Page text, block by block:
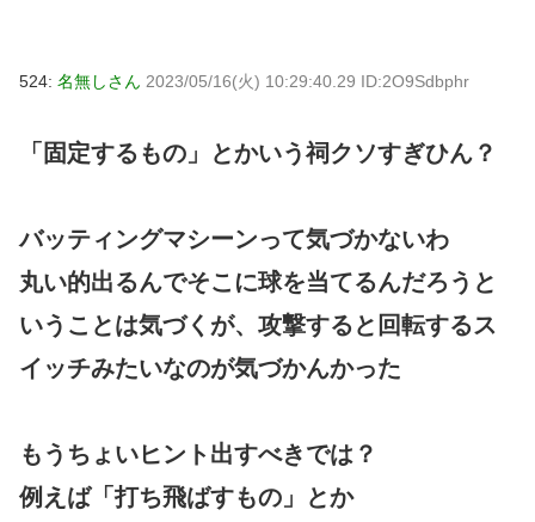
524: 名無しさん 2023/05/16(火) 10:29:40.29 ID:2O9Sdbphr
「固定するもの」とかいう祠クソすぎひん？
バッティングマシーンって気づかないわ
丸い的出るんでそこに球を当てるんだろうと
いうことは気づくが、攻撃すると回転するス
イッチみたいなのが気づかんかった
もうちょいヒント出すべきでは？
例えば「打ち飛ばすもの」とか